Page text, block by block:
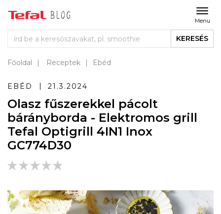
Menu
KERESÉS
Főoldal Receptek Ebéd
EBÉD 21.3.2024
Olasz fűszerekkel pácolt
bárányborda - Elektromos grill
Tefal Optigrill 4IN1 Inox
GC774D30